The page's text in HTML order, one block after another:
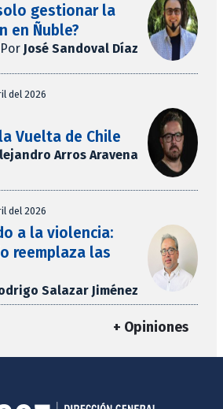
gestionar la
en Ñuble?
Por José Sandoval Díaz
del 2026
Vuelta de Chile
Arros Aravena
del 2026
a la violencia:
reemplaza las
Salazar Jiménez
+ Opiniones